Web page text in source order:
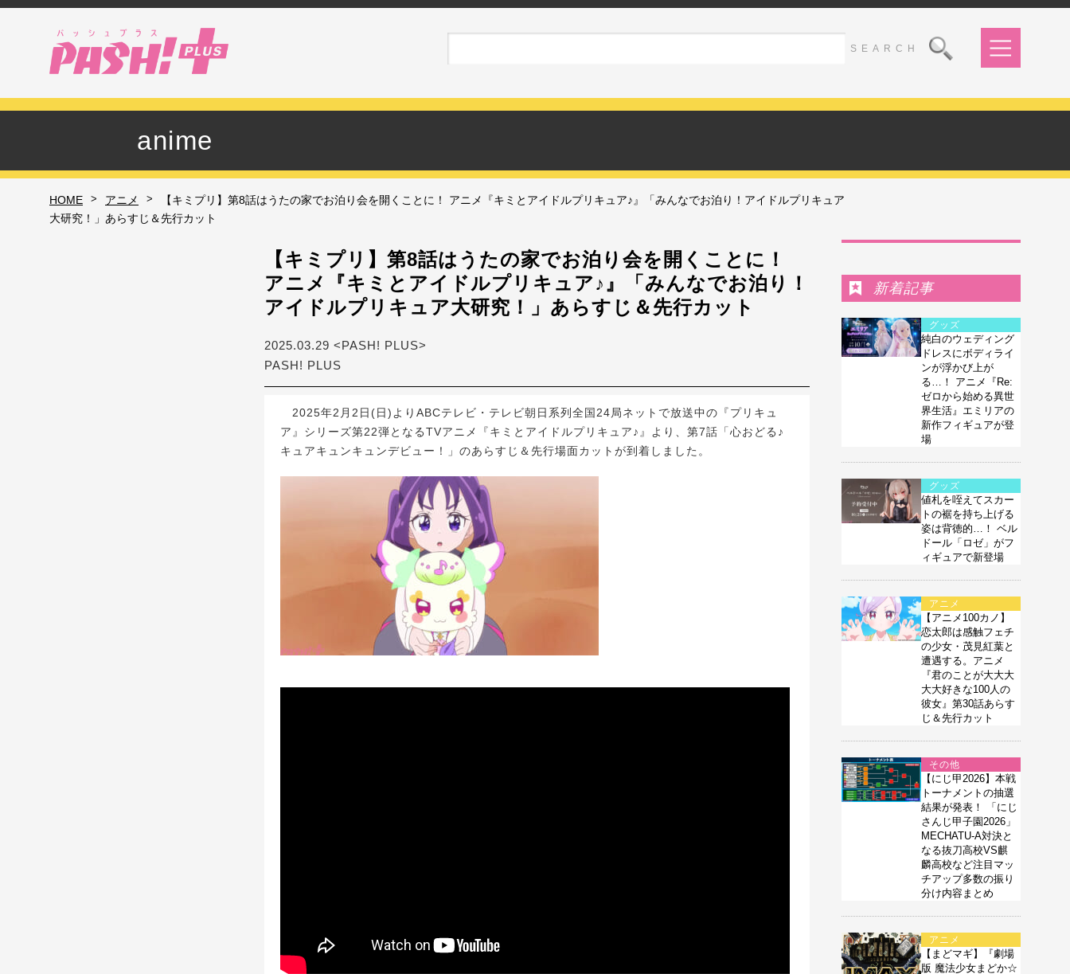
anime
HOME > アニメ >
【キミプリ】第8話はうたの家でお泊り会を開くことに！ アニメ『キミとアイドルプリキュア♪』「みんなでお泊り！アイドルプリキュア
大研究！」あらすじ＆先行カット
【キミプリ】第8話はうたの家でお泊り会を開くことに！
アニメ『キミとアイドルプリキュア♪』「みんなでお泊り！
アイドルプリキュア大研究！」あらすじ＆先行カット
2025.03.29 <PASH! PLUS>
PASH! PLUS
2025年2月2日(日)よりABCテレビ・テレビ朝日系列全国24局ネットで放送中の『プリキュ
ア』シリーズ第22弾となるTVアニメ『キミとアイドルプリキュア♪』より、第7話「心おどる♪
キュアキュンキュンデビュー！」のあらすじ＆先行場面カットが到着しました。
新着記事
グッズ
純白のウェディング
ドレスにボディライ
ンが浮かび上が
る…！ アニメ『Re:
ゼロから始める異世
界生活』エミリアの
新作フィギュアが登
場
グッズ
値札を咥えてスカー
トの裾を持ち上げる
姿は背徳的…！ ベル
ドール「ロゼ」がフ
ィギュアで新登場
アニメ
【アニメ100カノ】
恋太郎は感触フェチ
の少女・茂見紅葉と
遭遇する。アニメ
『君のことが大大大
大大好きな100人の
彼女』第30話あらす
じ＆先行カット
その他
【にじ甲2026】本戦
トーナメントの抽選
結果が発表！ 「にじ
さんじ甲子園2026」
MECHATU-A対決と
なる抜刀高校VS麒
麟高校など注目マッ
チアップ多数の振り
分け内容まとめ
アニメ
【まどマギ】『劇場
版 魔法少女まどか☆